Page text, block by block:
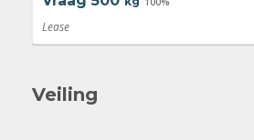
Lease
Veiling